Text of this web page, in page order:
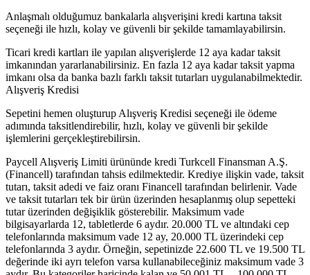
Anlaşmalı olduğumuz bankalarla alışverişini kredi kartına taksit
seçeneği ile hızlı, kolay ve güvenli bir şekilde tamamlayabilirsin.
Ticari kredi kartları ile yapılan alışverişlerde 12 aya kadar taksit
imkanından yararlanabilirsiniz. En fazla 12 aya kadar taksit yapma
imkanı olsa da banka bazlı farklı taksit tutarları uygulanabilmektedir.
Alışveriş Kredisi
Sepetini hemen oluşturup Alışveriş Kredisi seçeneği ile ödeme
adımında taksitlendirebilir, hızlı, kolay ve güvenli bir şekilde
işlemlerini gerçekleştirebilirsin.
Paycell Alışveriş Limiti ürününde kredi Turkcell Finansman A.Ş.
(Financell) tarafından tahsis edilmektedir. Krediye ilişkin vade, taksit
tutarı, taksit adedi ve faiz oranı Financell tarafından belirlenir. Vade
ve taksit tutarları tek bir ürün üzerinden hesaplanmış olup sepetteki
tutar üzerinden değişiklik gösterebilir. Maksimum vade
bilgisayarlarda 12, tabletlerde 6 aydır. 20.000 TL ve altındaki cep
telefonlarında maksimum vade 12 ay, 20.000 TL üzerindeki cep
telefonlarında 3 aydır. Örneğin, sepetinizde 22.600 TL ve 19.500 TL
değerinde iki ayrı telefon varsa kullanabileceğiniz maksimum vade 3